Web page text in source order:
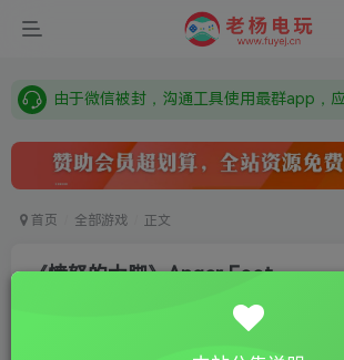
首页 全部游戏 正文
《愤怒的大脚》Anger Foot